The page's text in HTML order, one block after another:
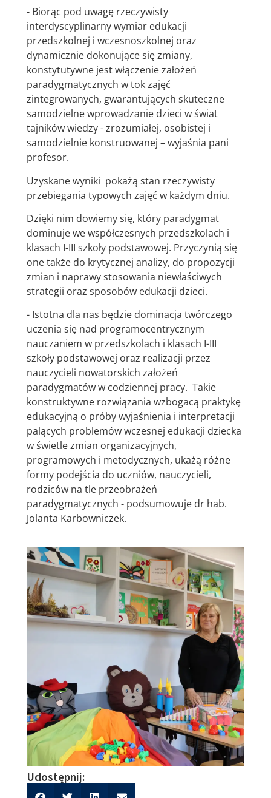
- Biorąc pod uwagę rzeczywisty
interdyscyplinarny wymiar edukacji
przedszkolnej i wczesnoszkolnej oraz
dynamicznie dokonujące się zmiany,
konstytutywne jest włączenie założeń
paradygmatycznych w tok zajęć
zintegrowanych, gwarantujących skuteczne
samodzielne wprowadzanie dzieci w świat
tajników wiedzy - zrozumiałej, osobistej i
samodzielnie konstruowanej – wyjaśnia pani
profesor.
Uzyskane wyniki pokażą stan rzeczywisty
przebiegania typowych zajęć w każdym dniu.
Dzięki nim dowiemy się, który paradygmat
dominuje we współczesnych przedszkolach i
klasach I-III szkoły podstawowej. Przyczynią się
one także do krytycznej analizy, do propozycji
zmian i naprawy stosowania niewłaściwych
strategii oraz sposobów edukacji dzieci.
- Istotna dla nas będzie dominacja twórczego
uczenia się nad programocentrycznym
nauczaniem w przedszkolach i klasach I-III
szkoły podstawowej oraz realizacji przez
nauczycieli nowatorskich założeń
paradygmatów w codziennej pracy. Takie
konstruktywne rozwiązania wzbogacą praktykę
edukacyjną o próby wyjaśnienia i interpretacji
palących problemów wczesnej edukacji dziecka
w świetle zmian organizacyjnych,
programowych i metodycznych, ukażą różne
formy podejścia do uczniów, nauczycieli,
rodziców na tle przeobrażeń
paradygmatycznych - podsumowuje dr hab.
Jolanta Karbowniczek.
Udostępnij: